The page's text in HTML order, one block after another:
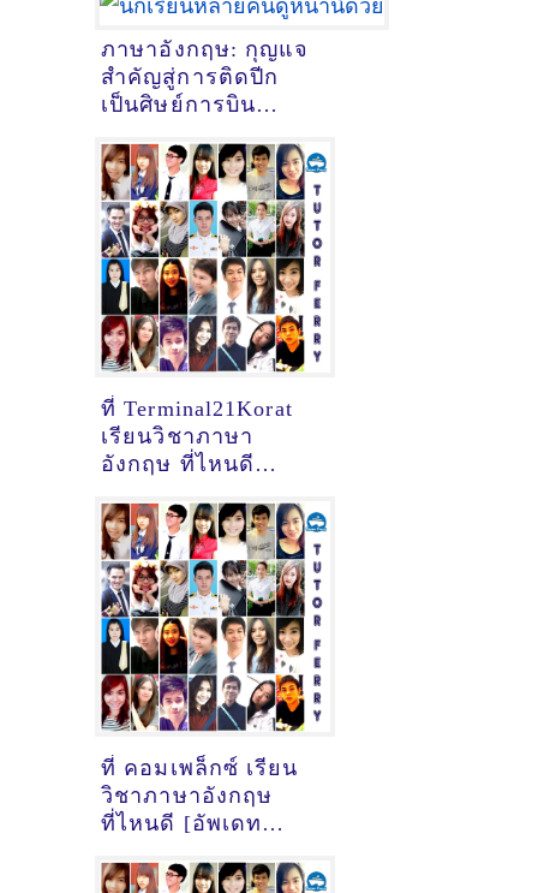
ภาษาอังกฤษ: กุญแจ
สำคัญสู่การติดปีก
เป็นศิษย์การบิน
ที่ Terminal21Korat
เรียนวิชาภาษา
อังกฤษ ที่ไหนดี
ภาษาอังกฤษ
เมื่อ2/11/2024,
17:47:17]
ที่ คอมเพล็กซ์ เรียน
วิชาภาษาอังกฤษ
ที่ไหนดี [อัพเดท
อังกฤษ